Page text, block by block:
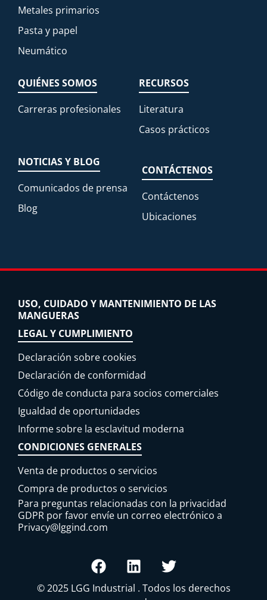
Metales primarios
Pasta y papel
Neumático
QUIÉNES SOMOS
Carreras profesionales
RECURSOS
Literatura
Casos prácticos
NOTICIAS Y BLOG
Comunicados de prensa
Blog
CONTÁCTENOS
Contáctenos
Ubicaciones
USO, CUIDADO Y MANTENIMIENTO DE LAS
MANGUERAS
LEGAL Y CUMPLIMIENTO
Declaración sobre cookies
Declaración de conformidad
Código de conducta para socios comerciales
Igualdad de oportunidades
Informe sobre la esclavitud moderna
CONDICIONES GENERALES
Venta de productos o servicios
Compra de productos o servicios
Para preguntas relacionadas con la privacidad
GDPR por favor envíe un correo electrónico a
Privacy@lggind.com
© 2025 LGG Industrial . Todos los derechos